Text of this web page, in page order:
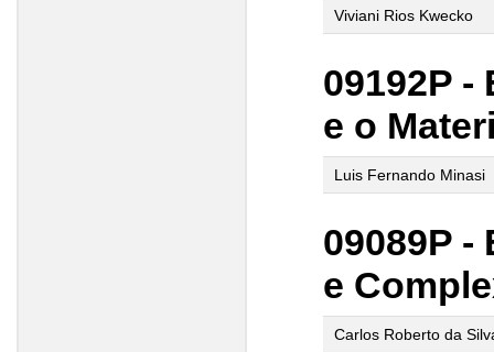
Viviani Rios Kwecko
09192P
e o
Luis Fernando Minasi
09089P
e
Carlos Roberto da